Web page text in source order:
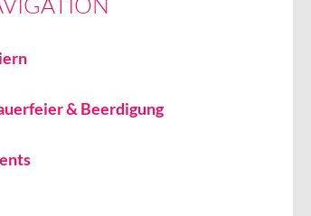
& Beerdigung